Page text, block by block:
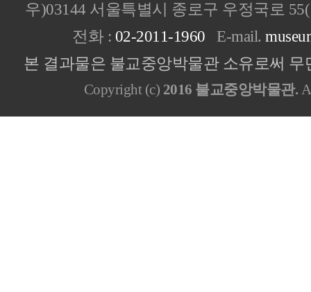
우)03144 서울특별시 종로구 우정국로
전화 : 02-2011-1960 E-mail.
본 결과물은 불교중앙박물관 소유로써
Copyright (c) 2016 불교중앙박물관.